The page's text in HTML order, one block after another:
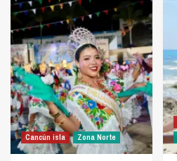
Cancún isla Zona Norte